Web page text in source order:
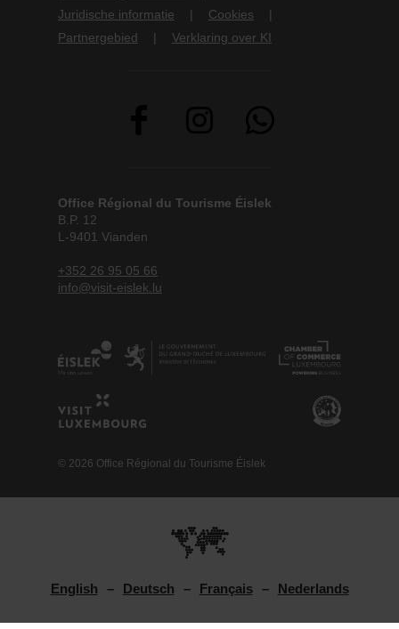
Juridische informatie
Cookies
Partnergebied
Verklaring over KI
Office Régional du Tourisme Éislek
B.P. 12
L-9401 Vianden
+352 26 95 05 66
info@visit-eislek.lu
© 2026 Office Régional du Tourisme Éislek
English Deutsch Français Nederlands